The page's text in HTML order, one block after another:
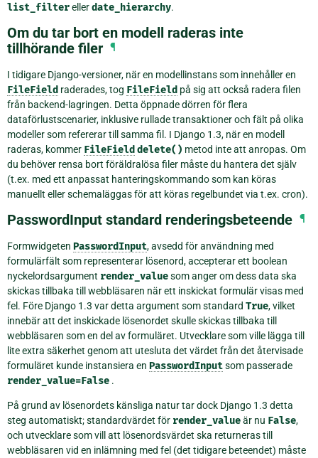
list_filterellerdate_hierarchy.
Om du tar bort en modell raderas inte
tillhörande filer ¶
I tidigare Django-versioner, när en modellinstans som innehåller en
FileField raderades, tog FileField på sig att också radera filen
från backend-lagringen. Detta öppnade dörren för flera
dataförlustscenarier, inklusive rullade transaktioner och fält på olika
modeller som refererar till samma fil. I Django 1.3, när en modell
raderas, kommer FileField delete() metod inte att anropas. Om
du behöver rensa bort föräldralösa filer måste du hantera det själv
(t.ex. med ett anpassat hanteringskommando som kan köras
manuellt eller schemaläggas för att köras regelbundet via t.ex. cron).
PasswordInput standard renderingsbeteende ¶
Formwidgeten PasswordInput, avsedd för användning med
formulärfält som representerar lösenord, accepterar ett boolean
nyckelordsargument render_valuesom anger om dess data ska
skickas tillbaka till webbläsaren när ett inskickat formulär visas med
fel. Före Django 1.3 var detta argument som standard True, vilket
innebär att det inskickade lösenordet skulle skickas tillbaka till
webbläsaren som en del av formuläret. Utvecklare som ville lägga till
lite extra säkerhet genom att utesluta det värdet från det återvisade
formuläret kunde instansiera en PasswordInputsom passerade
render_value=False .
På grund av lösenordets känsliga natur tar dock Django 1.3 detta
steg automatiskt; standardvärdet för render_valueär nu False,
och utvecklare som vill att lösenordsvärdet ska returneras till
webbläsaren vid en inlämning med fel (det tidigare beteendet) måste